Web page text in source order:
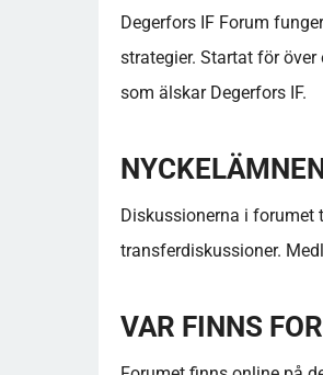
Degerfors IF Forum
strategier. Startat för
som älskar Degerfors IF.
Diskussionerna i
transferdiskussioner.
VAR FINNS